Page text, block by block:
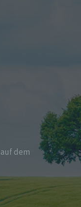
dem